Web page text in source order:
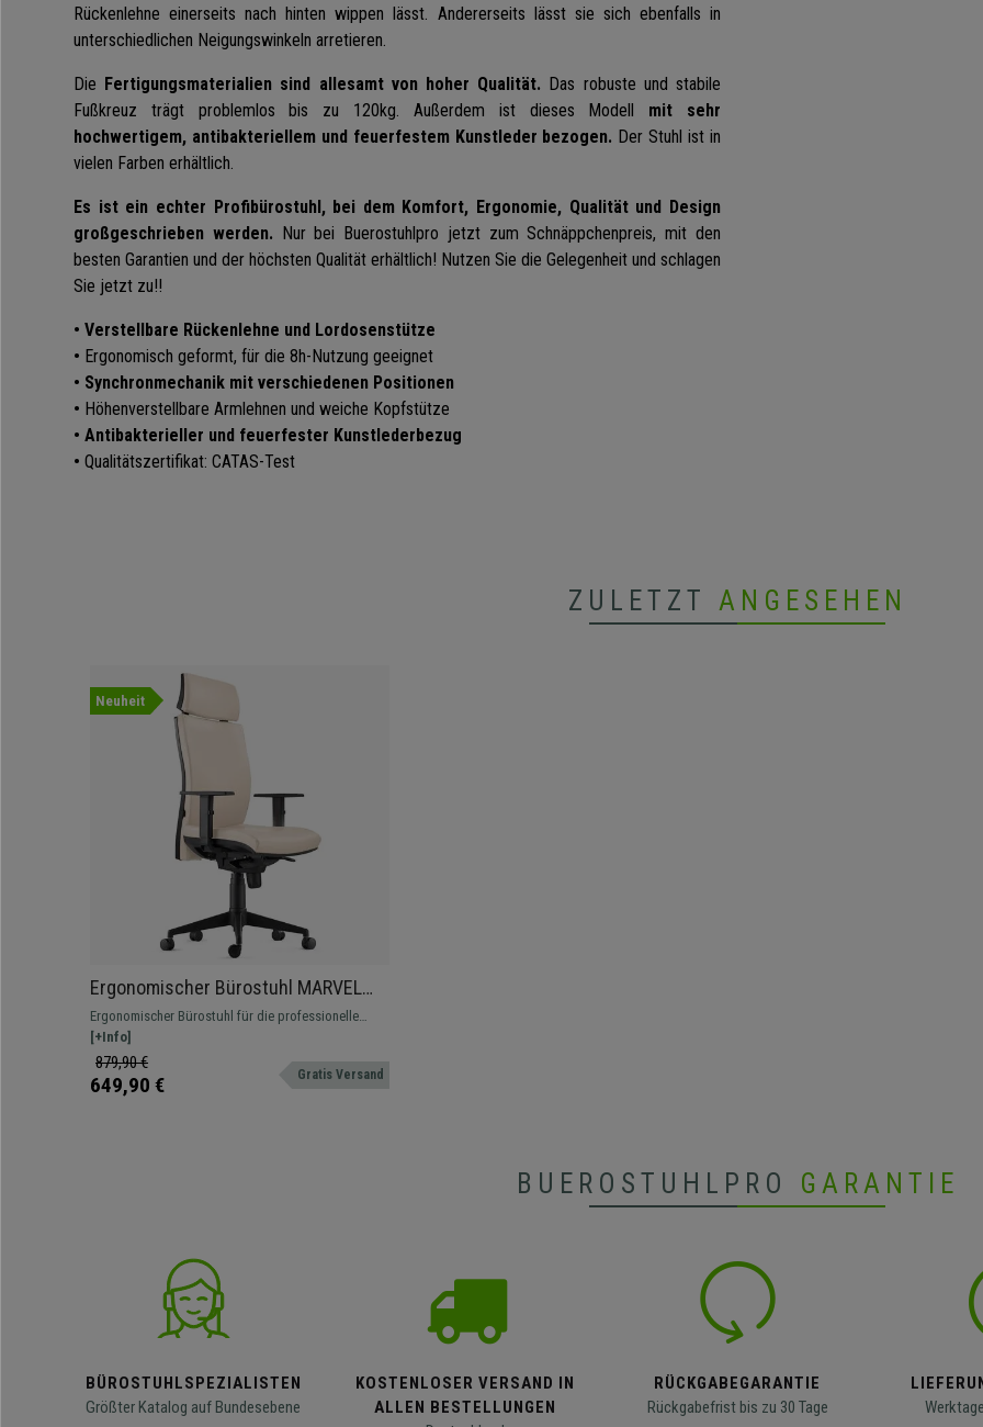
Rückenlehne einerseits nach hinten wippen lässt. Andererseits lässt sie sich ebenfalls in
unterschiedlichen Neigungswinkeln arretieren.
Die Fertigungsmaterialien sind allesamt von hoher Qualität. Das robuste und stabile
Fußkreuz trägt problemlos bis zu 120kg. Außerdem ist dieses Modell mit sehr
hochwertigem, antibakteriellem und feuerfestem Kunstleder bezogen. Der Stuhl ist in
vielen Farben erhältlich.
Es ist ein echter Profibürostuhl, bei dem Komfort, Ergonomie, Qualität und Design
großgeschrieben werden. Nur bei Buerostuhlpro jetzt zum Schnäppchenpreis, mit den
besten Garantien und der höchsten Qualität erhältlich! Nutzen Sie die Gelegenheit und schlagen
Sie jetzt zu!!
• Verstellbare Rückenlehne und Lordosenstütze
• Ergonomisch geformt, für die 8h-Nutzung geeignet
• Synchronmechanik mit verschiedenen Positionen
• Höhenverstellbare Armlehnen und weiche Kopfstütze
• Antibakterieller und feuerfester Kunstlederbezug
• Qualitätszertifikat: CATAS-Test
ZULETZT ANGESEHEN
Neuheit
Ergonomischer Bürostuhl MARVEL
LEDER, Kopf- und Lordosenstütze,
Farbe Beige
Ergonomischer Bürostuhl für die professionelle
Nutzung mit verstellbarer Rückenlehne und
Lordosenstütze sowie höhenverstellbaren
Armlehnen.
[+Info]
879,90 €
649,90 € Gratis Versand
BUEROSTUHLPRO GARANTIE
BÜROSTUHLSPEZIALISTEN
Größter Katalog auf Bundesebene
KOSTENLOSER VERSAND IN
ALLEN BESTELLUNGEN
RÜCKGABEGARANTIE
Rückgabefrist bis zu 30 Tage